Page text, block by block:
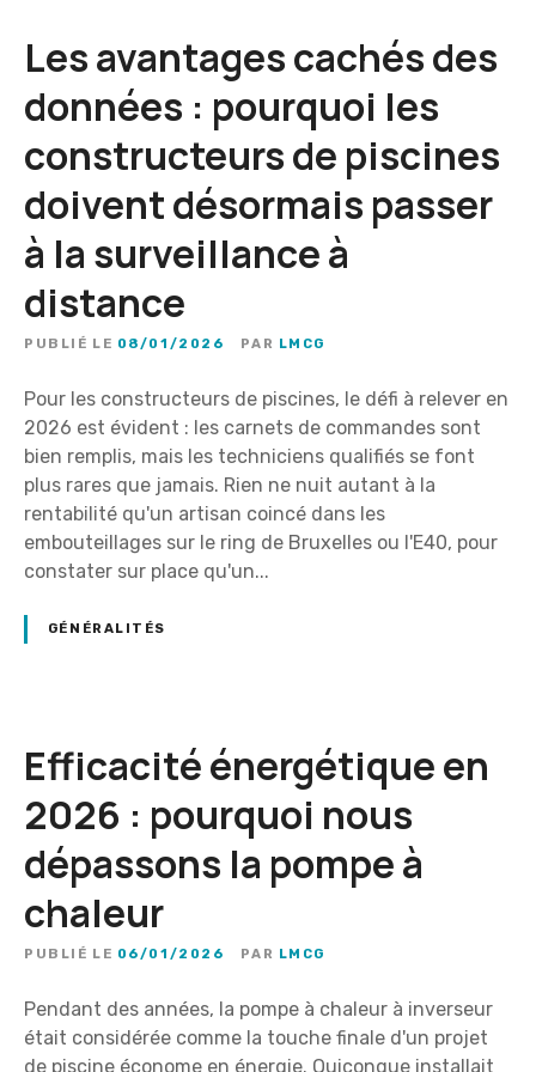
Les avantages cachés des
données : pourquoi les
constructeurs de piscines
doivent désormais passer
à la surveillance à
distance
PUBLIÉ LE 08/01/2026 PAR LMCG
Pour les constructeurs de piscines, le défi à relever en
2026 est évident : les carnets de commandes sont
bien remplis, mais les techniciens qualifiés se font
plus rares que jamais. Rien ne nuit autant à la
rentabilité qu'un artisan coincé dans les
embouteillages sur le ring de Bruxelles ou l'E40, pour
constater sur place qu'un...
GÉNÉRALITÉS
Efficacité énergétique en
2026 : pourquoi nous
dépassons la pompe à
chaleur
PUBLIÉ LE 06/01/2026 PAR LMCG
Pendant des années, la pompe à chaleur à inverseur
était considérée comme la touche finale d'un projet
de piscine économe en énergie. Quiconque installait